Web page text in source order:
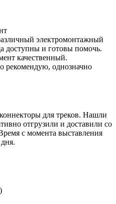
электромонтажный
доступны и готовы помочь.
качественный.
однозначно
для треков. Нашли
отгрузили и доставили со
с момента выставления